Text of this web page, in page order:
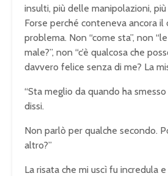
insulti, più delle manipolazioni,
Forse perché conteneva ancora il
problema. Non “come sta”, non
male?”, non “c’è qualcosa che
davvero felice senza di me? La
“Sta meglio da quando ha smesso
dissi.
Non parlò per qualche secondo.
altro?”
La risata che mi uscì fu incredula e